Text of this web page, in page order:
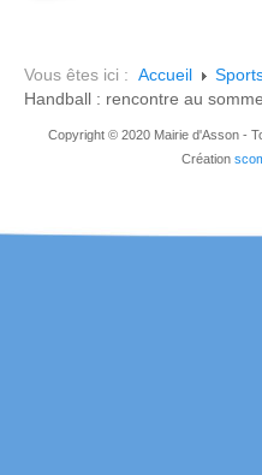
Vous êtes ici : Accueil
Handball : rencontre au
Copyright © 2020 Mairie d'Asson -
Création